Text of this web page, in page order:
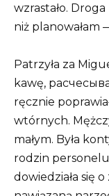
wzrastało. Droga
niż planowałam
Patrzyła za
kawę,
ręcznie
wtórnych.
małym. Była
rodzin
dowiedziała się